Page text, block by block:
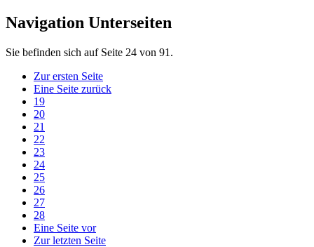
Navigation Unterseiten
Sie befinden sich auf Seite 24 von 91.
Zur ersten Seite
Eine Seite zurück
19
20
21
22
23
24
25
26
27
28
Eine Seite vor
Zur letzten Seite